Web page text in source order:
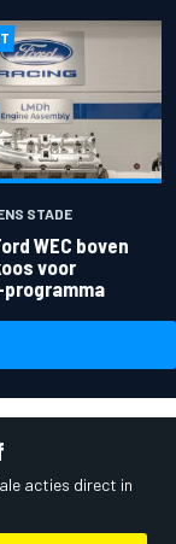
STADE
WEC boven
voor
acties direct in